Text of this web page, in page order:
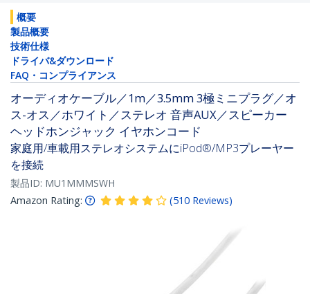
概要
製品概要
技術仕様
ドライバ&ダウンロード
FAQ・コンプライアンス
オーディオケーブル／1m／3.5mm 3極ミニプラグ／オ
ス-オス／ホワイト／ステレオ 音声AUX／スピーカー
ヘッドホンジャック イヤホンコード
家庭用/車載用ステレオシステムにiPod®/MP3プレーヤー
を接続
製品ID: MU1MMMSWH
Amazon Rating:
(510 Reviews)